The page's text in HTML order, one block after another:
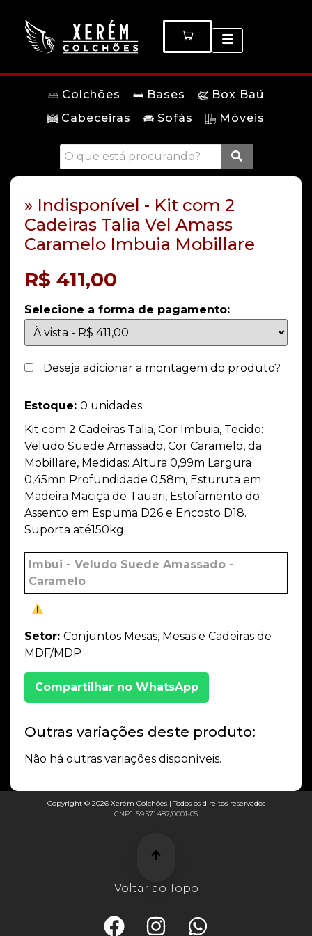
Colchões Bases
Box Baú
Cabeceiras
Sofás Móveis
» Indisponível - Kit com 2
Cadeiras Talia Vel Amass
Caramelo Imbuia Mobillare
R$ 411,00
Selecione a forma de pagamento:
Deseja adicionar a montagem do produto?
Estoque: 0 unidades
Kit com 2 Cadeiras Talia, Cor Imbuia, Tecido:
Veludo Suede Amassado, Cor Caramelo, da
Mobillare, Medidas: Altura 0,99m Largura
0,45mn Profundidade 0,58m, Esturuta em
Madeira Maciça de Tauari, Estofamento do
Assento em Espuma D26 e Encosto D18.
Suporta até150kg
Imbui - Veludo Suede Amassado -
Caramelo
Setor: Conjuntos Mesas, Mesas e Cadeiras de
MDF/MDP
Compartilhar no WhatsApp
Outras variações deste produto:
Não há outras variações disponíveis.
Voltar ao Topo
Copyright © 2026 Xerém Colchões | Todos os direitos reservados
CNPJ: 59.571.487/0001-05